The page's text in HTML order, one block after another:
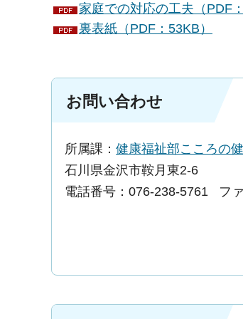
家庭での対応の工夫（PDF：
裏表紙（PDF：53KB）
お問い合わせ
所属課： 健康福祉部こころの
石川県金沢市鞍月東2-6
電話番号：076-238-5761
フ